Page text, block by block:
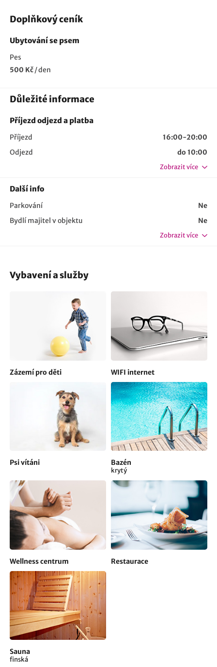
Doplňkový ceník
Ubytování se psem
Pes
500 Kč/den
Důležité informace
Příjezd odjezd a platba
Příjezd
16:00-20:00
Odjezd
do 10:00
Zobrazit více
Další info
Parkování
Ne
Bydlí majitel v objektu
Ne
Zobrazit více
Vybavení a služby
Zázemí pro děti WIFI internet
Psi vítáni Bazén
krytý
Wellness centrum Restaurace
Sauna
finská